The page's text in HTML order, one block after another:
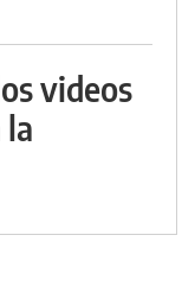
videos